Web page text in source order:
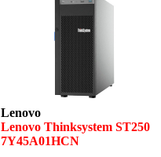
Lenovo
Lenovo Thinksystem ST250
7Y45A01HCN